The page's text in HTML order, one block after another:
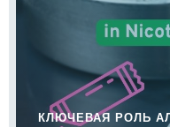
КЛЮЧЕВАЯ РОЛЬ